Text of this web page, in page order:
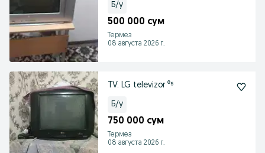
Б/у
500 000 сум
Термез
08 августа 2026 г.
TV. LG televizor ⁰⁵
Б/у
750 000 сум
Термез
08 августа 2026 г.